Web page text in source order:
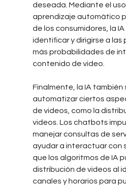
deseada. Mediante el
aprendizaje automático
de los consumidores, la
identificar y dirigirse a las
más probabilidades de
contenido de video.
Finalmente, la IA también
automatizar ciertos
de videos, como la
videos. Los chatbots
manejar consultas de
ayudar a interactuar con
que los algoritmos de IA
distribución de videos al
canales y horarios para